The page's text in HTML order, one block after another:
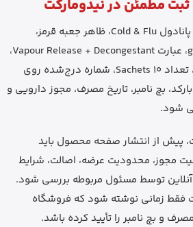
مطمئن در نیدومارکت
برای بررسی اصالت ساشه پانادول Cold & Flu، ظاهر جعبه قرمز،
لوگوی Panadol، نشان gsk، عبارت Vapour Release + Decongestant،
طعم Menthol Sensation، تعداد 10 Sachets، شماره درج‌شده روی
بچ نامبر، تاریخ مصرف، مجوز دارویی و
شود.
پیش از انتشار صفحه محصول باید
مجوز، محدودیت عرضه، اصالت، شرایط
توسط مسئول مربوطه بررسی شود.
فقط زمانی نوشته شود که فروشگاه
و بچ نامبر را تأیید کرده باشد.